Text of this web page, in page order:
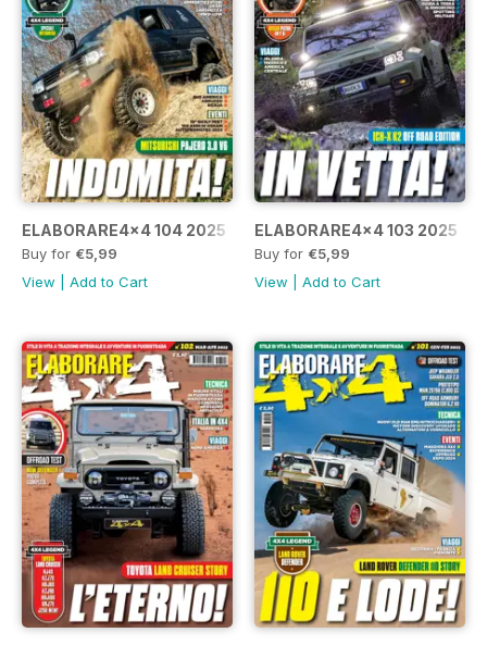
ELABORARE4x4 104 2025
Buy for €5,99
View
Add to Cart
ELABORARE4x4 103 2025
Buy for €5,99
View
Add to Cart